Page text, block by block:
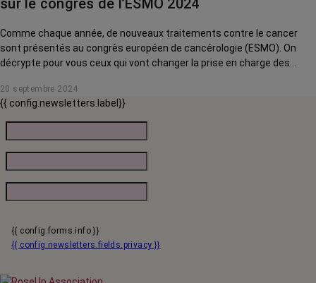
sur le congrès de l’ESMO 2024
Comme chaque année, de nouveaux traitements contre le cancer
sont présentés au congrès européen de cancérologie (ESMO). On
décrypte pour vous ceux qui vont changer la prise en charge des
20 septembre 2024
{{ config.newsletters.label}}
{{ config.forms.info }}
{{ config.newsletters.fields.privacy }}